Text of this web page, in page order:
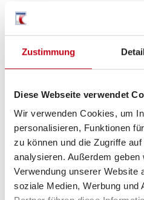
Zustimmung
Diese Webseite verwendet
Wir verwenden Cookies, um
personalisieren, Funktionen
zu können und die Zugriffe
analysieren. Außerdem
Verwendung unserer Website
soziale Medien, Werbung und
Sanitär
WC
Multimedia
Radio
Rückfahrkamera
Apple CarPlay